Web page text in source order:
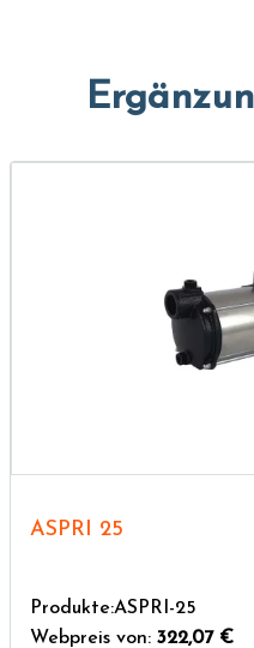
ASPRI 25
Produkte:ASPRI-25
Webpreis von: 322,07 €